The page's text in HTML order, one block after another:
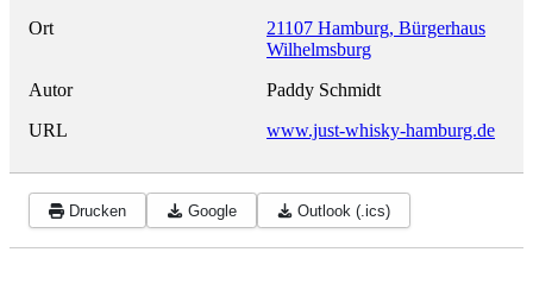
Ort
21107 Hamburg, Bürgerhaus
Wilhelmsburg
Autor
Paddy Schmidt
URL
www.just-whisky-hamburg.de
Drucken Google Outlook (.ics)